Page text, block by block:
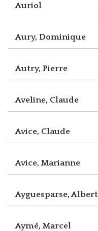
Auriol
Aury, Dominique
Autry, Pierre
Aveline, Claude
Avice, Claude
Avice, Marianne
Ayguesparse, Albert
Aymé, Marcel